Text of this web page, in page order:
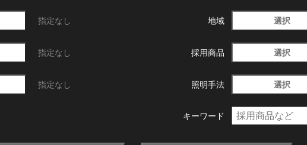
指定なし 地域 選択
指定なし 採用商品 選択
指定なし 照明手法 選択
キーワード